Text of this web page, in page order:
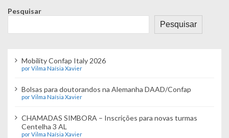
Pesquisar
Pesquisar
Mobility Confap Italy 2026
por Vilma Naísia Xavier
Bolsas para doutorandos na Alemanha DAAD/Confap
por Vilma Naísia Xavier
CHAMADAS SIMBORA – Inscrições para novas turmas
Centelha 3 AL
por Vilma Naísia Xavier